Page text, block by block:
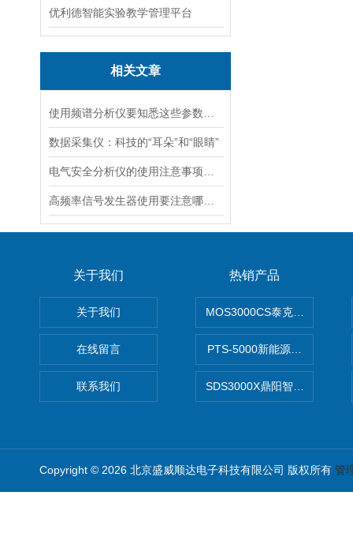
优利德智能实验教学管理平台
相关文章
数据采集仪：科技的“耳朵”和“眼睛”
关于我们
关于我们
在线留言
联系我们
热销产品
MOS3000CS泰克2G高带宽
PTS-5000新能源开发设计及
SDS3000X鼎阳智能示波器
Copyright © 2026 北京盛威顺达电子科技有限公司 版权所有 管